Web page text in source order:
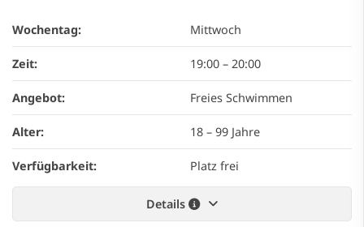
Wochentag: Mittwoch
Zeit: 19:00 – 20:00
Angebot: Freies Schwimmen
Alter: 18 – 99 Jahre
Verfügbarkeit: Platz frei
Details